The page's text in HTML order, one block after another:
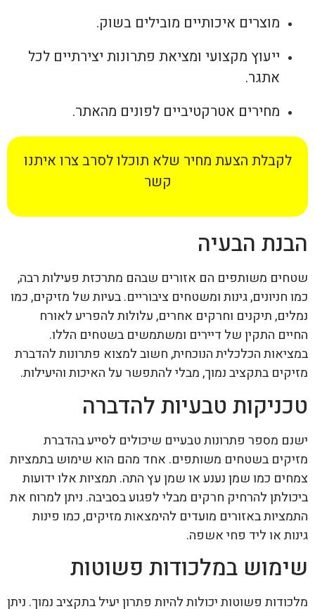
מוצרים איכותיים מובילים בשוק.
ייעוץ מקצועי ומציאת פתרונות יצירתיים לכל
אתגר.
מחירים אטרקטיביים לפונים מהאתר.
לקבלת הצעת מחיר שלא תוכלו לסרב צרו איתנו
קשר
הבנת הבעיה
שטחים משותפים הם אזורים שבהם מתרכזת פעילות רבה,
כמו חניונים, גינות ומשטחים ציבוריים. בעיות של מזיקים, כמו
נמלים, תיקנים וחרקים אחרים, עלולות להפריע לאורח
החיים התקין של דיירים ומשתמשים בשטחים הללו.
במציאות הכלכלית הנוכחית, חשוב למצוא פתרונות להדברת
מזיקים בתקציב נמוך, מבלי להתפשר על האיכות והיעילות.
טכניקות טבעיות להדברה
ישנם מספר פתרונות טבעיים שיכולים לסייע בהדברת
מזיקים בשטחים משותפים. אחד מהם הוא שימוש בתמציות
צמחים כמו שמן נענע או שמן עץ התה. תמציות אלו ידועות
ביכולתן להרחיק חרקים מבלי לפגוע בסביבה. ניתן למרוח את
התמציות באזורים מועדים להימצאות מזיקים, כמו פינות
גינות או ליד פחי אשפה.
שימוש במלכודות פשוטות
מלכודות פשוטות יכולות להיות פתרון יעיל בתקציב נמוך. ניתן